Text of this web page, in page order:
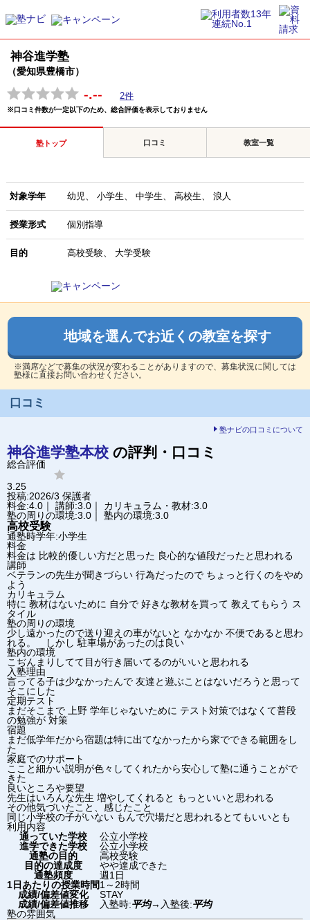
神谷進学塾
（愛知県豊橋市）
-.-- 2件
※口コミ件数が一定以下のため、総合評価を表示しておりません
塾トップ 口コミ 教室一覧
対象学年 幼児 小学生 中学生 高校生 浪人
授業形式 個別指導
目的 高校受験 大学受験
地域を選んでお近くの教室を探す
※満席などで募集の状況が変わることがありますので、募集状況に関しては
塾様に直接お問い合わせください。
口コミ
塾ナビの口コミについて
神谷進学塾本校 の評判・口コミ
総合評価
3.25
投稿:2026/3 保護者
料金:4.0｜ 講師:3.0｜ カリキュラム・教材:3.0
塾の周りの環境:3.0｜ 塾内の環境:3.0
高校受験
通塾時学年:小学生
料金
料金は 比較的優しい方だと思った 良心的な値段だったと思われる
講師
ベテランの先生が聞きづらい 行為だったので ちょっと行くのをやめ
よう
カリキュラム
特に 教材はないために 自分で 好きな教材を買って 教えてもらう ス
タイル
塾の周りの環境
少し遠かったので送り迎えの車がないと なかなか 不便であると思わ
れる。 しかし 駐車場があったのは良い
塾内の環境
こぢんまりしてて目が行き届いてるのがいいと思われる
入塾理由
言ってる子は少なかったんで 友達と遊ぶことはないだろうと思って
そこにした
定期テスト
まだそこまで 上野 学年じゃないために テスト対策ではなくて普段
の勉強が 対策
宿題
まだ低学年だから宿題は特に出てなかったから家でできる範囲をし
た
家庭でのサポート
ここと細かい説明が色々してくれたから安心して塾に通うことがで
きた
良いところや要望
先生はいろんな先生 増やしてくれると もっといいと思われる
その他気づいたこと、感じたこと
同じ小学校の子がいない もんで穴場だと思われるとてもいいとも
利用内容
通っていた学校
公立小学校
進学できた学校
公立小学校
通塾の目的
高校受験
目的の達成度
やや達成できた
通塾頻度
週1日
1日あたりの授業時間1～2時間
成績/偏差値変化
STAY
成績/偏差値推移
入塾時:平均→ 入塾後:平均
塾の雰囲気